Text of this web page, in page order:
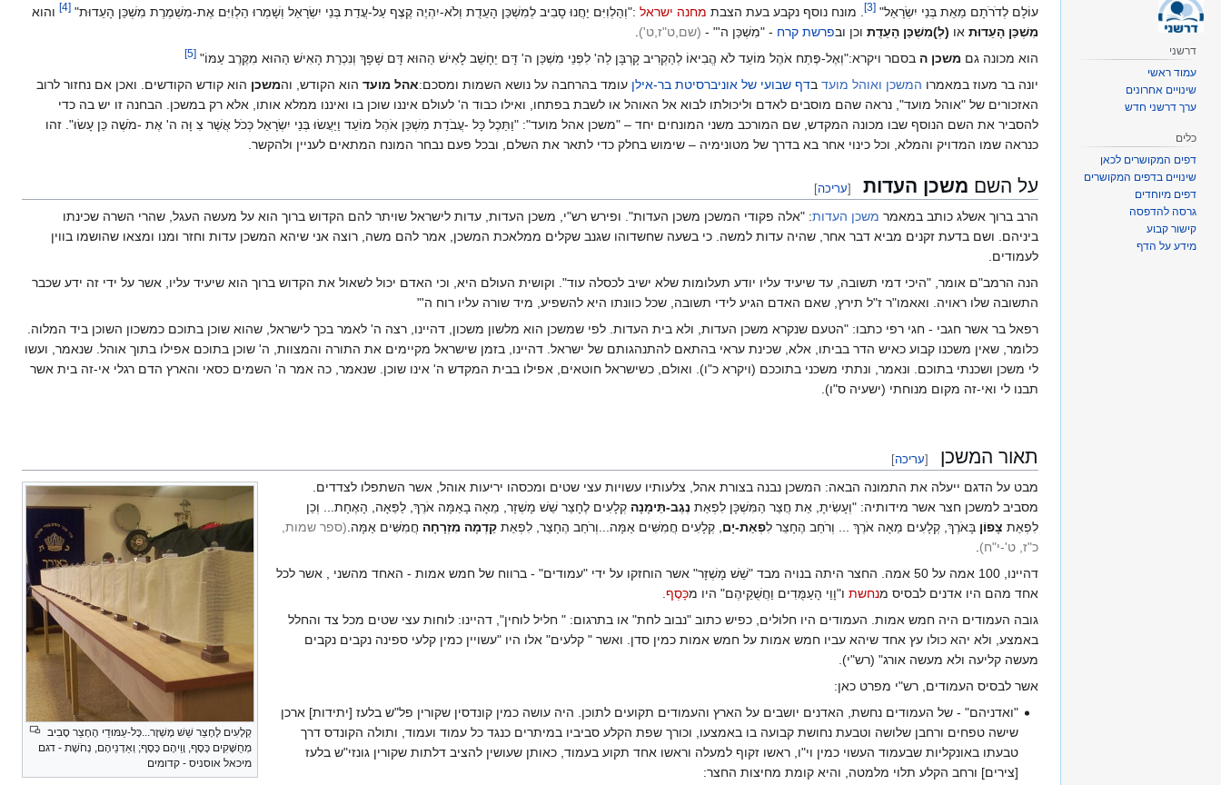
עוֹלָם לְדֹרֹתָם מֵאֵת בְּנֵי יִשְׂרָאֵל" [
3
] . מונח נוסף נקבע בעת הצבת מחנה ישראל :"וְהַלְוִיִּם יַחֲנוּ סָבִיב לְמִשְׁכַּן הָעֵדֻת וְלֹא-יִהְיֶה קֶצֶף עַל-עֲדַת בְּנֵי יִשְׂרָאֵל וְשָׁמְרוּ הַלְוִיִּם אֶת-מִשְׁמֶרֶת מִשְׁכַּן הָעֵדוּת" [
4
] והוא
מִשְׁכַּן הָעֵדוּת או (לְ)מִשְׁכַּן הָעֵדֻת וכן ובפרשת קרח - "מִשְׁכַּן ה'" - (שם,ט"ז,ט')
הוא מכונה גם משכן ה בסםר ויקרא:"וְאֶל-פֶּתַח אֹהֶל מוֹעֵד לֹא הֱבִיאוֹ לְהַקְרִיב קָרְבָּן לַה' לִפְנֵי מִשְׁכַּן ה' דָּם יֵחָשֵׁב לָאִישׁ הַהוּא דָּם שָׁפָךְ וְנִכְרַת הָאִישׁ הַהוּא מִקֶּרֶב עַמּוֹ" [
5
]
יונה בר מעוז במאמרו המשכן ואוהל מועד בדף שבועי של אוניברסיטת בר-אילן עומד בהרחבה על נושא השמות ומסכם:אהל מועד הוא הקודש, והמשכן הוא קודש הקודשים. ואכן אם נחזור לרוב
האזכורים של "אוהל מועד", נראה שהם מוסבים לאדם וליכולתו לבוא אל האוהל או לשבת בפתחו, ואילו כבוד ה' לעולם איננו שוכן בו ואיננו ממלא אותו, אלא רק במשכן. הבחנה זו יש בה כדי
להסביר את השם הנוסף שבו מכונה המקדש, שם המורכב משני המונחים יחד – "משכן אהל מועד": "וַתֵּכֶל כָּל -עֲבֹדַת מִשְׁכַּן אֹהֶל מוֹעֵד וַיַּעֲשׂוּ בְּנֵי יִשְׂרָאֵל כְּכֹל אֲשֶׁר צִ וָּה ה' אֶת -מֹשֶׁה כֵּן עָשׂוּ". זהו
כנראה שמו המדויק והמלא, וכל כינוי אחר בא בדרך של מטונימיה – שימוש בחלק כדי לתאר את השלם, ובכל פעם נבחר המונח המתאים לעניין ולהקשר.
על השם משכן העדות [עריכה]
הרב ברוך אשלג כותב במאמר משכן העדות: "אלה פקודי המשכן משכן העדות". ופירש רש"י, משכן העדות, עדות לישראל שויתר להם הקדוש ברוך הוא על מעשה העגל, שהרי השרה שכינתו
ביניהם. ושם בדעת זקנים מביא דבר אחר, שהיה עדות למשה. כי בשעה שחשדוהו שגנב שקלים ממלאכת המשכן, אמר להם משה, רוצה אני שיהא המשכן עדות וחזר ומנו ומצאו שהושמו בווין
לעמודים.
הנה הרמב"ם אומר, "היכי דמי תשובה, עד שיעיד עליו יודע תעלומות שלא ישיב לכסלה עוד". וקושית העולם היא, וכי האדם יכול לשאול את הקדוש ברוך הוא שיעיד עליו, אשר על ידי זה ידע שכבר
התשובה שלו ראויה. ואאמו"ר ז"ל תירץ, שאם האדם הגיע לידי תשובה, שכל כוונתו היא להשפיע, מיד שורה עליו רוח ה'"
רפאל בר אשר חגבי - חגי רפי כתבו: "הטעם שנקרא משכן העדות, ולא בית העדות. לפי שמשכן הוא מלשון משכון, דהיינו, רצה ה' לאמר בכך לישראל, שהוא שוכן בתוכם כמשכון השוכן ביד המלוה.
כלומר, שאין משכנו קבוע כאיש הדר בביתו, אלא, שכינת עראי בהתאם להתנהגותם של ישראל. דהיינו, בזמן שישראל מקיימים את התורה והמצוות, ה' שוכן בתוכם אפילו בתוך אוהל. שנאמר, ועשו
לי משכן ושכנתי בתוכם. ונאמר, ונתתי משכני בתוככם (ויקרא כ"ו). ואולם, כשישראל חוטאים, אפילו בבית המקדש ה' אינו שוכן. שנאמר, כה אמר ה' השמים כסאי והארץ הדם רגלי אי-זה בית אשר
תבנו לי ואי-זה מקום מנוחתי (ישעיה ס"ו).
תאור המשכן [עריכה]
קְלָעִים לֶחָצֵר שֵׁשׁ מָשְׁזָר...כָּל-עַמּוּדֵי הֶחָצֵר סָבִיב
מְחֻשָּׁקִים כֶּסֶף, וָוֵיהֶם כָּסֶף; וְאַדְנֵיהֶם, נְחֹשֶׁת - דגם
מיכאל אוסניס - קדומים
מבט על הדגם ייעלה את התמונה הבאה: המשכן נבנה בצורת אהל, צלעותיו עשויות עצי שטים ומכסהו יריעות אוהל, אשר השתפלו לצדדים.
מסביב למשכן חצר אשר מידותיה: "וְעָשִׂיתָ, אֵת חֲצַר הַמִּשְׁכָּן לִפְאַת נֶגֶב-תֵּימָנָה קְלָעִים לֶחָצֵר שֵׁשׁ מָשְׁזָר, מֵאָה בָאַמָּה אֹרֶךְ, לַפֵּאָה, הָאֶחָת... וְכֵן
לִפְאַת צָפוֹן בָּאֹרֶךְ, קְלָעִים מֵאָה אֹרֶךְ ... וְרֹחַב הֶחָצֵר לִפְאַת-יָם , קְלָעִים חֲמִשִּׁים אַמָּה...וְרֹחַב הֶחָצֵר, לִפְאַת קֵדְמָה מִזְרָחָה חֲמִשִּׁים אַמָּה. (ספר שמות,
כ"ז, ט'-י"ח)
דהיינו, 100 אמה על 50 אמה. החצר היתה בנויה מבד "שֵׁשׁ מָשְׁזָר" אשר הוחזקו על ידי "עמודים" - ברווח של חמש אמות - האחד מהשני , אשר לכל
אחד מהם היו אדנים לבסיס מנחשת ו"וָוֵי הָעַמֻּדִים וַחֲשֻׁקֵיהֶם" היו מכָּסֶף
גובה העמודים היה חמש אמות. העמודים היו חלולים, כפיש כתוב "נבוב לחת" או בתרגום: " חליל לוחין", דהיינו: לוחות עצי שטים מכל צד והחלל
באמצע, ולא יהא כולו עץ אחד שיהא עביו חמש אמות על חמש אמות כמין סדן. ואשר " קלעים" אלו היו "עשויין כמין קלעי ספינה נקבים נקבים
מעשה קליעה ולא מעשה אורג" (רש"י).
אשר לבסיס העמודים, רש"י מפרט כאן:
"ואדניהם" - של העמודים נחשת, האדנים יושבים על הארץ והעמודים תקועים לתוכן. היה עושה כמין קונדסין שקורין פל"ש בלעז [יתידות] ארכן
שישה טפחים ורחבן שלושה וטבעת נחושת קבועה בו באמצעו, וכורך שפת הקלע סביביו במיתרים כנגד כל עמוד ועמוד, ותולה הקונדס דרך
טבעתו באונקליות שבעמוד העשוי כמין וי"ו, ראשו זקוף למעלה וראשו אחד תקוע בעמוד, כאותן שעושין להציב דלתות שקורין גונזי"ש בלעז
[צירים] ורחב הקלע תלוי מלמטה, והיא קומת מחיצות החצר:
דרשני
עמוד ראשי
שינויים אחרונים
ערך דרשני חדש
כלים
דפים המקושרים לכאן
שינויים בדפים המקושרים
דפים מיוחדים
גרסה להדפסה
קישור קבוע
מידע על הדף